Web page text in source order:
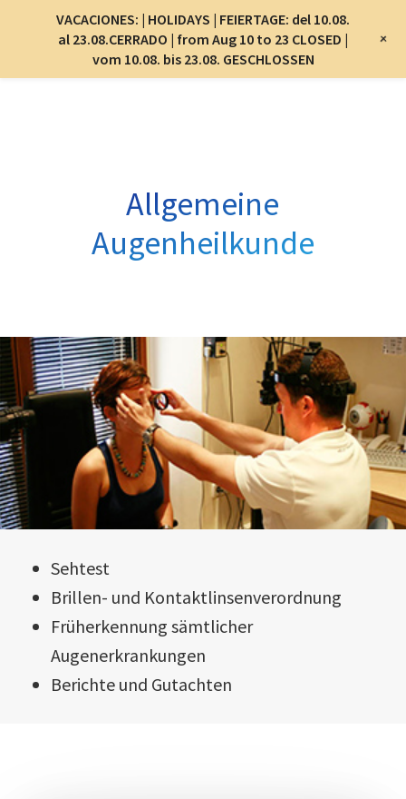
Allgemeine
Augenheilkunde
Sehtest
Brillen- und Kontaktlinsenverordnung
Früherkennung sämtlicher
Augenerkrankungen
Berichte und Gutachten
VACACIONES: | HOLIDAYS | FEIERTAGE: del 10.08.
al 23.08.CERRADO | from Aug 10 to 23 CLOSED |
vom 10.08. bis 23.08. GESCHLOSSEN
+